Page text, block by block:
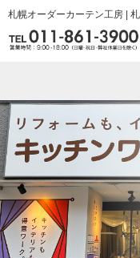
札幌オーダーカーテン工房 |